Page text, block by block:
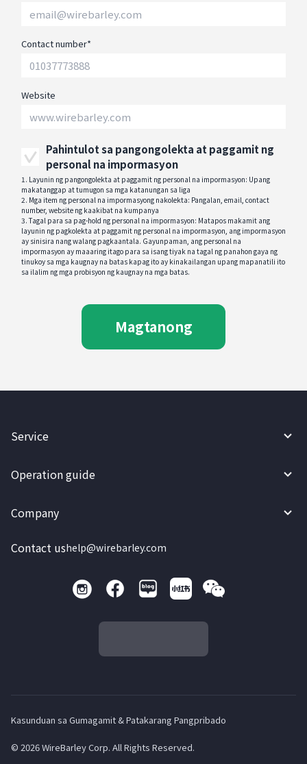
Contact number*
Website
Pahintulot sa pangongolekta at paggamit ng
personal na impormasyon
1. Layunin ng pangongolekta at paggamit ng personal na impormasyon: Upang
makatanggap at tumugon sa mga katanungan sa liga
2. Mga item ng personal na impormasyong nakolekta: Pangalan, email, contact
number, website ng kaakibat na kumpanya
3. Tagal para sa pag-hold ng personal na impormasyon: Matapos makamit ang
layunin ng pagkolekta at paggamit ng personal na impormasyon, ang impormasyon
ay sinisira nang walang pagkaantala. Gayunpaman, ang personal na
impormasyon ay maaaring itago para sa isang tiyak na tagal ng panahon gaya ng
tinukoy sa mga kaugnay na batas kapag ito ay kinakailangan upang mapanatili ito
sa ilalim ng mga probisyon ng kaugnay na mga batas.
Magtanong
Service
Operation guide
Company
Contact ushelp@wirebarley.com
Kasunduan sa Gumagamit & Patakarang Pangpribado
© 2026 WireBarley Corp. All Rights Reserved.